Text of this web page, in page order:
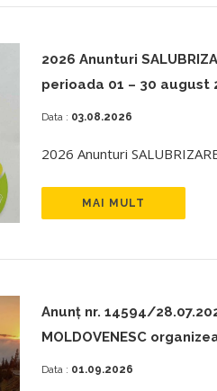
2026 Anunturi
perioada 01 – 30 august
Data : 03.08.2026
2026 Anunturi
MAI MULT
Anunț nr. 14594/
MOLDOVENESC
Data : 01.09.2026